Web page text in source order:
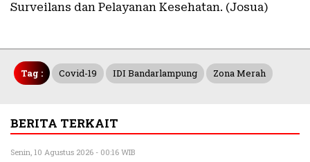
Surveilans dan Pelayanan Kesehatan. (Josua)
Tag : Covid-19 IDI Bandarlampung Zona Merah
BERITA TERKAIT
Senin, 10 Agustus 2026 - 00:16 WIB